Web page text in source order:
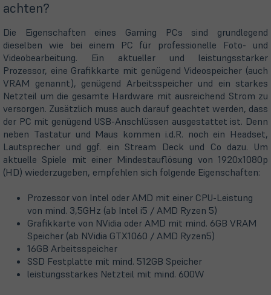
achten?
Die Eigenschaften eines Gaming PCs sind grundlegend
dieselben wie bei einem PC für professionelle Foto- und
Videobearbeitung. Ein aktueller und leistungsstarker
Prozessor, eine Grafikkarte mit genügend Videospeicher (auch
VRAM genannt), genügend Arbeitsspeicher und ein starkes
Netzteil um die gesamte Hardware mit ausreichend Strom zu
versorgen. Zusätzlich muss auch darauf geachtet werden, dass
der PC mit genügend USB-Anschlüssen ausgestattet ist. Denn
neben Tastatur und Maus kommen i.d.R. noch ein Headset,
Lautsprecher und ggf. ein Stream Deck und Co dazu. Um
aktuelle Spiele mit einer Mindestauflösung von 1920x1080p
(HD) wiederzugeben, empfehlen sich folgende Eigenschaften:
Prozessor von Intel oder AMD mit einer CPU-Leistung
von mind. 3,5GHz (ab Intel i5 / AMD Ryzen 5)
Grafikkarte von NVidia oder AMD mit mind. 6GB VRAM
Speicher (ab NVidia GTX1060 / AMD Ryzen5)
16GB Arbeitsspeicher
SSD Festplatte mit mind. 512GB Speicher
leistungsstarkes Netzteil mit mind. 600W